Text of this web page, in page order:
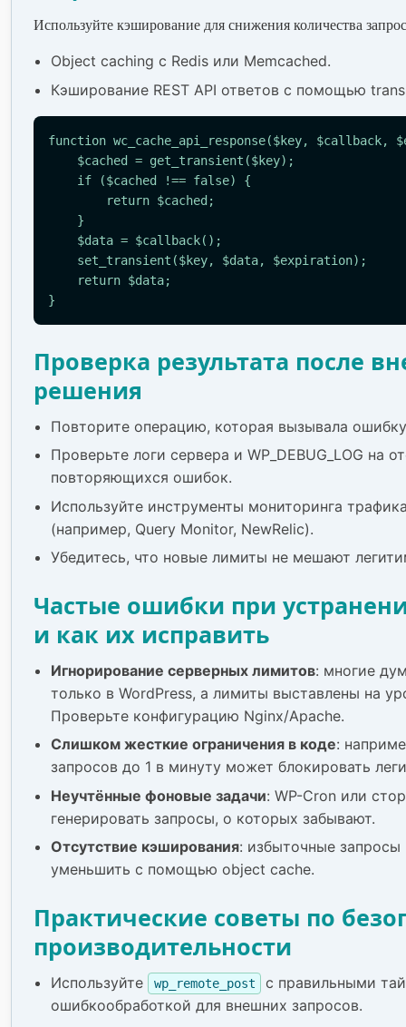
Используйте кэширование для снижения количества
Object caching с Redis или Memcached.
Кэширование REST API ответов с помощью
function wc_cache_api_response($key, $callback,
}
Проверка результата после
решения
Повторите операцию, которая вызывала
Проверьте логи сервера и WP_DEBUG_LOG на
повторяющихся ошибок.
Используйте инструменты мониторинга
(например, Query Monitor, NewRelic).
Убедитесь, что новые лимиты не мешают
Частые ошибки при
и как их исправить
Игнорирование серверных лимитов: многие
только в WordPress, а лимиты выставлены на
Проверьте конфигурацию Nginx/Apache.
Слишком жесткие ограничения в коде:
запросов до 1 в минуту может блокировать
Неучтённые фоновые задачи: WP-Cron или
генерировать запросы, о которых забывают.
Отсутствие кэширования: избыточные
уменьшить с помощью object cache.
Практические советы по
производительности
Используйте wp_remote_post
с правильными
ошибкообработкой для внешних запросов.